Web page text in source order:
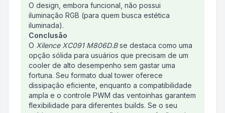
O design, embora funcional, não possui
iluminação RGB (para quem busca estética
iluminada).
Conclusão
O Xilence XC091 M806D.Bse destaca como uma
opção sólida para usuários que precisam de um
cooler de alto desempenho sem gastar uma
fortuna. Seu formato dual tower oferece
dissipação eficiente, enquanto a compatibilidade
ampla e o controle PWM das ventoinhas garantem
flexibilidade para diferentes builds. Se o seu